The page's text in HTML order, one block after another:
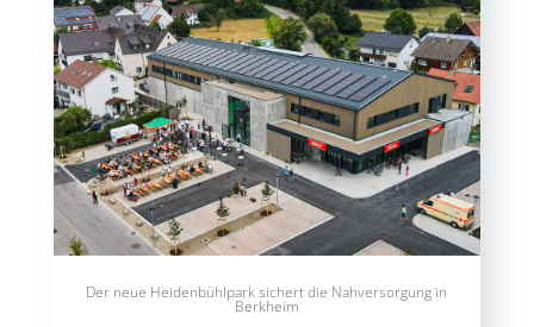
Der neue Heidenbühlpark sichert die Nahversorgung in
Berkheim